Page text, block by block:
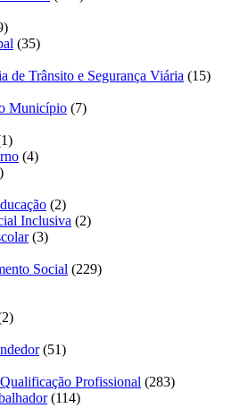
(35)
de Trânsito e Segurança Viária (15)
Município (7)
(4)
(2)
Inclusiva (2)
(3)
Social (229)
(51)
Profissional (283)
(114)